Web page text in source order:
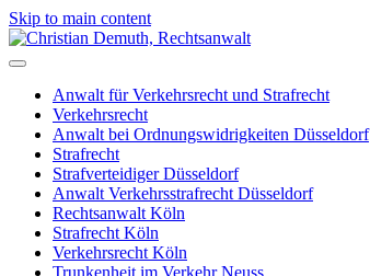
Skip to main content
Anwalt für Verkehrsrecht und Strafrecht
Verkehrsrecht
Anwalt bei Ordnungswidrigkeiten Düsseldorf
Strafrecht
Strafverteidiger Düsseldorf
Anwalt Verkehrsstrafrecht Düsseldorf
Rechtsanwalt Köln
Strafrecht Köln
Verkehrsrecht Köln
Trunkenheit im Verkehr Neuss